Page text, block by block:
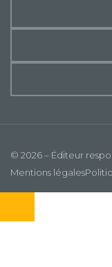
© 2026 – Éditeur
Mentions légales